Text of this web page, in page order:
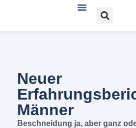
Neuer
Männer
Beschneidung ja, aber ganz